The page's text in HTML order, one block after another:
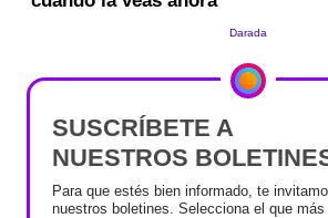
SUSCRÍBETE A
NUESTROS
Para que estés bien informado, te
nuestros boletines. Selecciona el que más